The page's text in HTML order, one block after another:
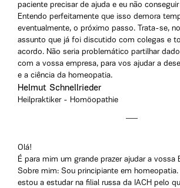
paciente precisar de ajuda e eu não
Entendo perfeitamente que isso demora
eventualmente, o próximo passo. Trata-se,
assunto que já foi discutido com colegas e
acordo. Não seria problemático partilhar
com a vossa empresa, para vos ajudar a
e a ciência da homeopatia.
Helmut Schnellrieder
Heilpraktiker - Homöopathie
Olá!
É para mim um grande prazer ajudar a vossa
Sobre mim: Sou principiante em homeopatia.
estou a estudar na filial russa da IACH pelo